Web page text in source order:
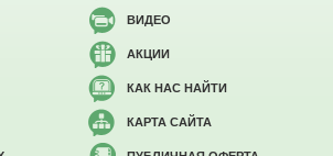
ВИДЕО
АКЦИИ
КАК НАС НАЙТИ
КАРТА САЙТА